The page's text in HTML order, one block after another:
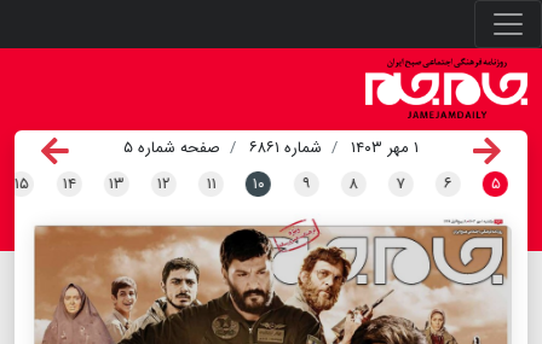
۱ مهر ۱۴۰۳ شماره ۶۸۶۱
صفحه شماره ۵
۵ ۶ ۷ ۸ ۹ ۱۰ ۱۱ ۱۲ ۱۳ ۱۴ ۱۵